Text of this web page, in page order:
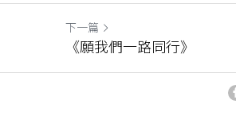
下一篇
《願我們一路同行》